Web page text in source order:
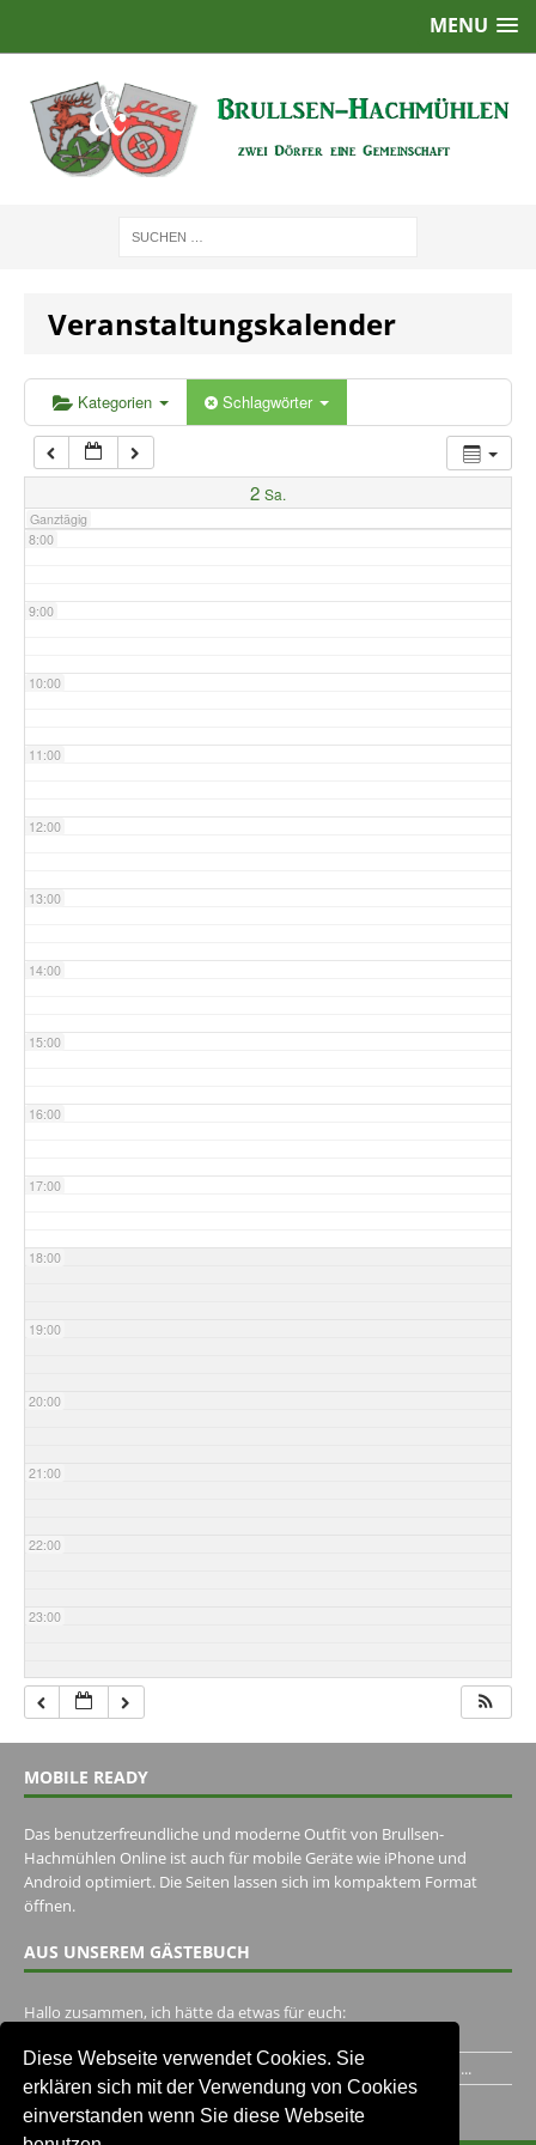
Diese Webseite verwendet Cookies. Sie
erklären sich mit der Verwendung von Cookies
einverstanden wenn Sie diese Webseite
MENU
Veranstaltungskalender
Kategorien Schlagwörter
2 Sa.
Ganztägig
2:00
5:00
6:00
7:00
8:00
9:00
10:00
11:00
12:00
13:00
14:00
15:00
16:00
17:00
18:00
19:00
20:00
21:00
22:00
23:00
MOBILE READY
Das benutzerfreundliche und moderne Outfit von Brullsen-
Hachmühlen Online ist auch für mobile Geräte wie iPhone und
Android optimiert. Die Seiten lassen sich im kompaktem Format
öffnen.
AUS UNSEREM GÄSTEBUCH
Hallo zusammen, ich hätte da etwas für euch:
Ich habe ein Jahr im Gasthaus Hugo Pape verbracht..Habe ihn...
Unser Gästebuch besuchen